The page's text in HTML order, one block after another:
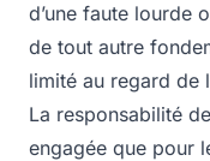
d’une faute lourde
de tout autre
limité au regard de
La responsabilité
engagée que pour